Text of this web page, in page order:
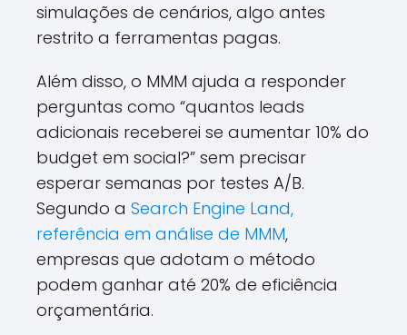
simulações de cenários, algo antes
restrito a ferramentas pagas.
Além disso, o MMM ajuda a responder
perguntas como “quantos leads
adicionais receberei se aumentar 10% do
budget em social?” sem precisar
esperar semanas por testes A/B.
Segundo a Search Engine Land,
referência em análise de MMM,
empresas que adotam o método
podem ganhar até 20% de eficiência
orçamentária.